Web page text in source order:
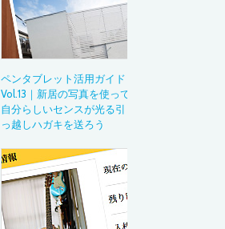
ペンタブレット活用ガイド
Vol.13｜新居の写真を使って
自分らしいセンスが光る引
っ越しハガキを送ろう